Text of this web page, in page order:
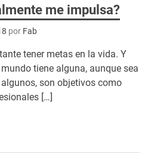
me impulsa?
por Fab
tener metas en la vida. Y
tiene alguna, aunque sea
son objetivos como
[…]